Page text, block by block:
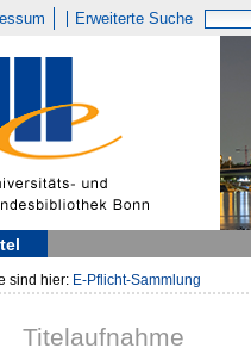
Erweiterte Suche
sind hier: E-Pflicht-Sammlung
Titelaufnahme